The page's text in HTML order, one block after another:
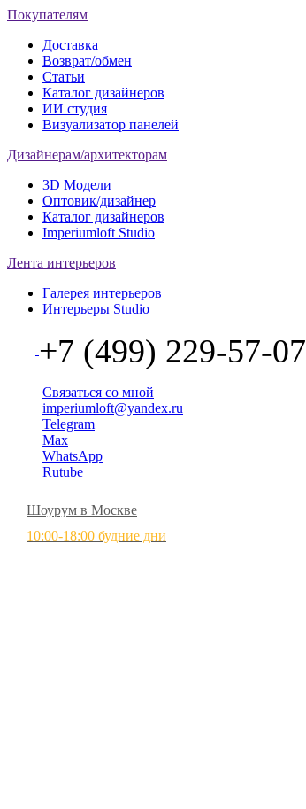
Покупателям
Доставка
Возврат/обмен
Статьи
Каталог дизайнеров
ИИ студия
Визуализатор панелей
Дизайнерам/архитекторам
3D Модели
Оптовик/дизайнер
Каталог дизайнеров
Imperiumloft Studio
Лента интерьеров
Галерея интерьеров
Интерьеры Studio
+7 (499) 229-57-07
Связаться со мной
imperiumloft@yandex.ru
Telegram
Max
WhatsApp
Rutube
Шоурум в Москве
10:00-18:00 будние дни